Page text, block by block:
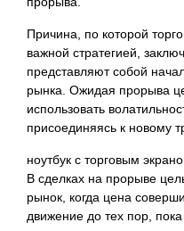
Причина, по которой
важной стратегией,
представляют собой
рынка. Ожидая прорыва
использовать
присоединяясь к новому
ноутбук с торговым
В сделках на прорыве
рынок, когда цена
движение до тех пор,